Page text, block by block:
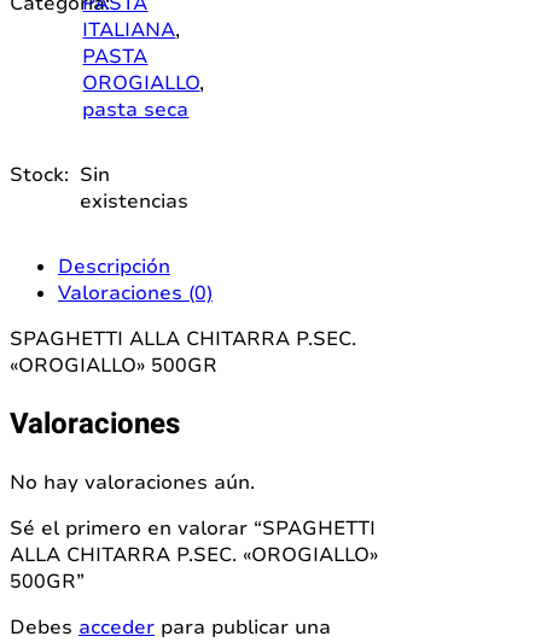
ITALIANA,
PASTA
OROGIALLO,
pasta seca
Stock: Sin
existencias
Descripción
Valoraciones (0)
SPAGHETTI ALLA CHITARRA P.SEC.
«OROGIALLO» 500GR
Valoraciones
No hay valoraciones aún.
Sé el primero en valorar “SPAGHETTI
ALLA CHITARRA P.SEC. «OROGIALLO»
500GR”
Debes acceder para publicar una